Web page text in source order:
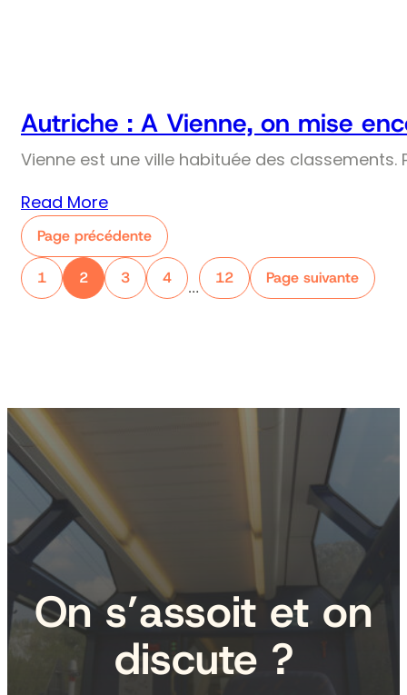
Autriche : A Vienne, on mise
Vienne est une ville habituée des
Read More
Page précédente
1 2 3 4
…
12 Page suivante
On s’assoit et on
discute ?